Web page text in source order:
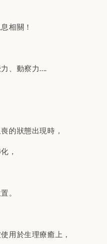
相關！
、動察力....
的狀態出現時，
，
。
用於生理療癒上，